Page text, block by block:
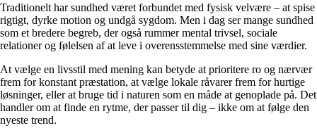
Traditionelt har sundhed været forbundet med fysisk velvære – at spise
rigtigt, dyrke motion og undgå sygdom. Men i dag ser mange sundhed
som et bredere begreb, der også rummer mental trivsel, sociale
relationer og følelsen af at leve i overensstemmelse med sine værdier.
At vælge en livsstil med mening kan betyde at prioritere ro og nærvær
frem for konstant præstation, at vælge lokale råvarer frem for hurtige
løsninger, eller at bruge tid i naturen som en måde at genoplade på. Det
handler om at finde en rytme, der passer til dig – ikke om at følge den
nyeste trend.